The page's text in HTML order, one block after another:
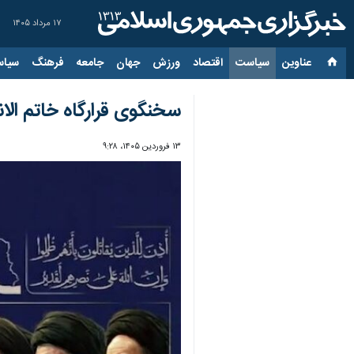
۱۷ مرداد ۱۴۰۵
عناوین‌ سیاست اقتصاد ورزش جهان جامعه فرهنگ
سخنگوی قرارگاه خاتم
۱۳ فروردین ۱۴۰۵، ۹:۲۸